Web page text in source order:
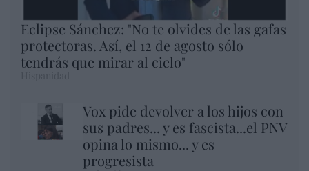
Eclipse Sánchez: "No te olvides de las gafas
protectoras. Así, el 12 de agosto sólo
tendrás que mirar al cielo"
Vox pide devolver a los hijos con
sus padres... y es fascista...el PNV
opina lo mismo... y es
progresista